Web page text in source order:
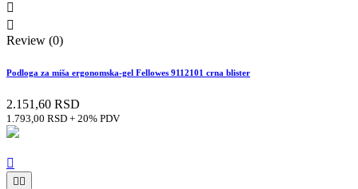


Review (0)
Podloga za miša ergonomska-gel Fellowes 9112101 crna blister
2.151,60 RSD
1.793,00 RSD + 20% PDV

 